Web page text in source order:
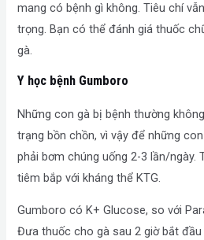
mang có bệnh gì không. Tiêu chí
trọng. Bạn có thể đánh giá thuốc
gà.
Y học bệnh Gumboro
Những con gà bị bệnh thường
trạng bồn chồn, vì vậy để những
phải bơm chúng uống 2-3 lần/ngày.
tiêm bắp với kháng thể KTG.
Gumboro có K+ Glucose, so với
Đưa thuốc cho gà sau 2 giờ bắt